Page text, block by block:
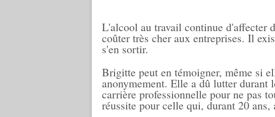
L'alcool au travail continue d'affecter
coûter très cher aux entreprises. Il
s'en sortir.
Brigitte peut en témoigner, même si
anonymement. Elle a dû lutter durant
carrière professionnelle pour ne pas
réussite pour celle qui, durant 20